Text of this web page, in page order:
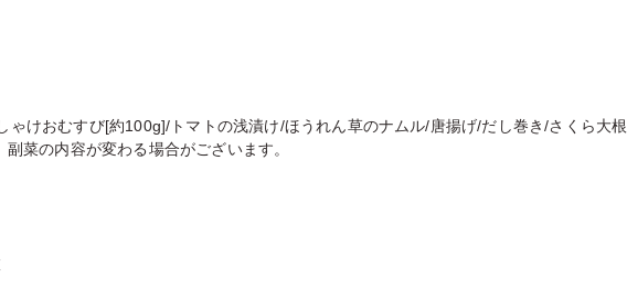
ゃけおむすび[約100g]/トマトの浅漬け/ほうれん草のナムル/唐揚げ/だし巻き/さくら大根
菜の内容が変わる場合がございます。